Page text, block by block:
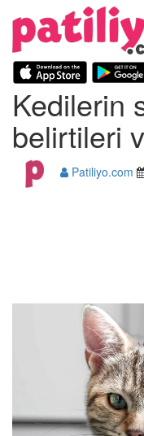
Kedilerin
belirtileri
Patiliyo.com